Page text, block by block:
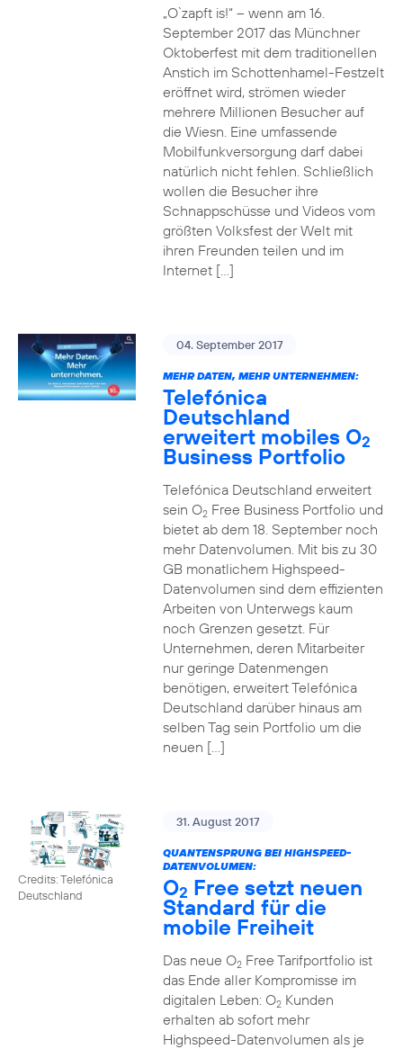
„O`zapft is!“ – wenn am 16.
September 2017 das Münchner
Oktoberfest mit dem traditionellen
Anstich im Schottenhamel-Festzelt
eröffnet wird, strömen wieder
mehrere Millionen Besucher auf
die Wiesn. Eine umfassende
Mobilfunkversorgung darf dabei
natürlich nicht fehlen. Schließlich
wollen die Besucher ihre
Schnappschüsse und Videos vom
größten Volksfest der Welt mit
ihren Freunden teilen und im
Internet […]
04. September 2017
MEHR DATEN, MEHR UNTERNEHMEN:
Telefónica
Deutschland
erweitert mobiles O2
Business Portfolio
Telefónica Deutschland erweitert
sein O2Free Business Portfolio und
bietet ab dem 18. September noch
mehr Datenvolumen. Mit bis zu 30
GB monatlichem Highspeed-
Datenvolumen sind dem effizienten
Arbeiten von Unterwegs kaum
noch Grenzen gesetzt. Für
Unternehmen, deren Mitarbeiter
nur geringe Datenmengen
benötigen, erweitert Telefónica
Deutschland darüber hinaus am
selben Tag sein Portfolio um die
neuen […]
Credits: Telefónica
Deutschland
31. August 2017
QUANTENSPRUNG BEI HIGHSPEED-
DATENVOLUMEN:
O2 Free setzt neuen
Standard für die
mobile Freiheit
Das neue O2Free Tarifportfolio ist
das Ende aller Kompromisse im
digitalen Leben: O2Kunden
erhalten ab sofort mehr
Highspeed-Datenvolumen als je